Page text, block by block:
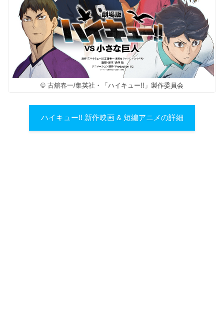
© 古舘春一/集英社・「ハイキュー!!」製作委員会
ハイキュー!! 新作映画 & 短編アニメの詳細